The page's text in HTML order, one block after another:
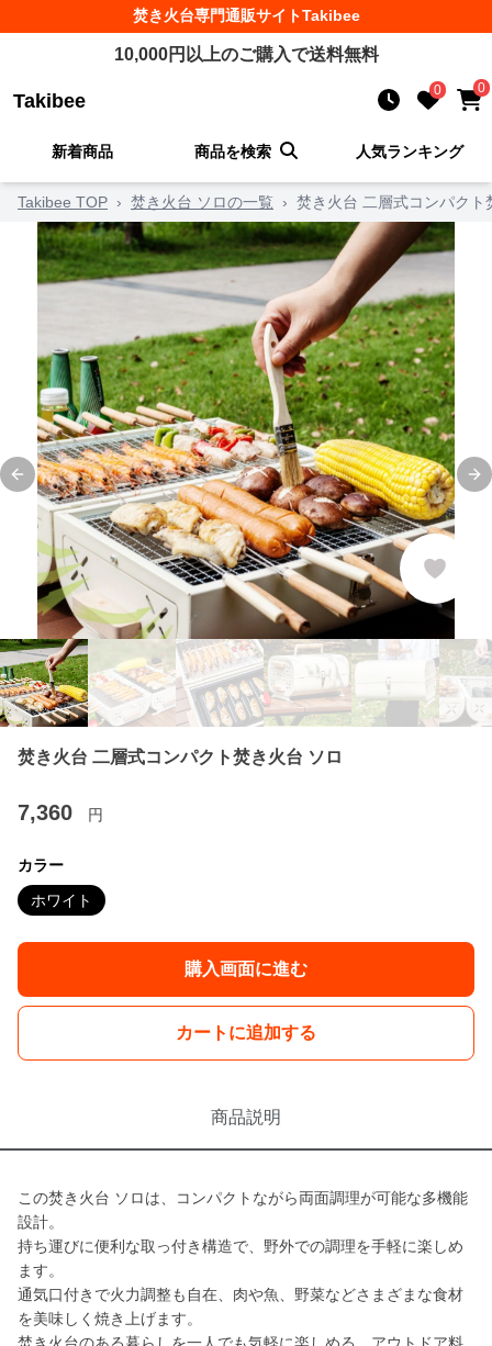
焚き火台専門通販サイトTakibee
10,000円以上のご購入で送料無料
Takibee 0 0
新着商品 商品を検索 人気ランキング
Takibee TOP › 焚き火台 ソロの一覧 › 焚き火台 二層式コンパクト
Previous slide
焚き火台 二層式コンパクト焚き火台 ソロ
7,360 円
カラー
ホワイト
購入画面に進む
カートに追加する
商品説明
この焚き火台 ソロは、コンパクトながら両面調理が可能な多機能
設計。
持ち運びに便利な取っ付き構造で、野外での調理を手軽に楽しめ
ます。
通気口付きで火力調整も自在、肉や魚、野菜などさまざまな食材
を美味しく焼き上げます。